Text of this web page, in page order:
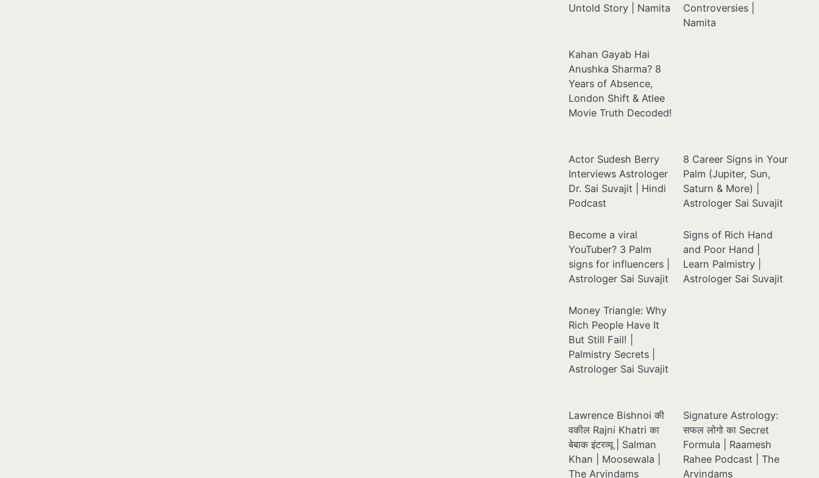
Untold Story | Namita
Controversies |
Namita
Kahan Gayab Hai
Anushka Sharma? 8
Years of Absence,
London Shift & Atlee
Movie Truth Decoded!
Actor Sudesh Berry
Interviews Astrologer
Dr. Sai Suvajit | Hindi
Podcast
8 Career Signs in Your
Palm (Jupiter, Sun,
Saturn & More) |
Astrologer Sai Suvajit
Become a viral
YouTuber? 3 Palm
signs for influencers |
Astrologer Sai Suvajit
Signs of Rich Hand
and Poor Hand |
Learn Palmistry |
Astrologer Sai Suvajit
Money Triangle: Why
Rich People Have It
But Still Fail! |
Palmistry Secrets |
Astrologer Sai Suvajit
Lawrence Bishnoi की
वकील Rajni Khatri का
बेबाक इंटरव्यू | Salman
Khan | Moosewala |
The Arvindams
Signature Astrology:
सफल लोगो का Secret
Formula | Raamesh
Rahee Podcast | The
Arvindams